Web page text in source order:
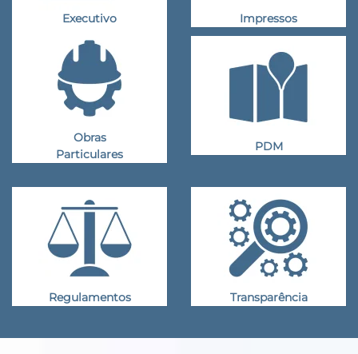
Executivo Impressos
Obras
Particulares
PDM
Regulamentos Transparência